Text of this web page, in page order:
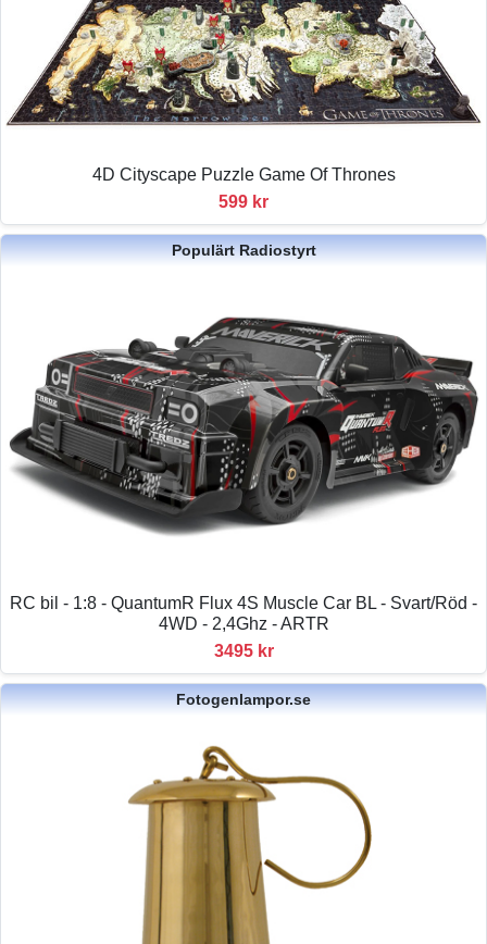
4D Cityscape Puzzle Game Of Thrones
599 kr
Populärt Radiostyrt
RC bil - 1:8 - QuantumR Flux 4S Muscle Car BL - Svart/Röd -
4WD - 2,4Ghz - ARTR
3495 kr
Fotogenlampor.se